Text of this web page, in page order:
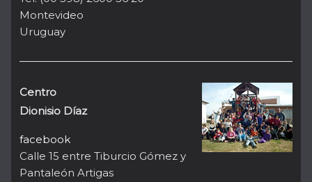
Montevideo
Uruguay
Centro
Dionisio Díaz
facebook
Calle 15 entre Tiburcio Gómez y
Pantaleón Artigas